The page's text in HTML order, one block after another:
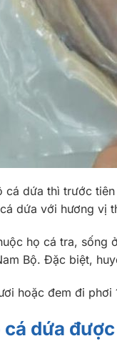
dứa thì trước
dứa với hương vị
họ cá tra, sống
Bộ. Đặc biệt,
hoặc đem đi
cá dứa